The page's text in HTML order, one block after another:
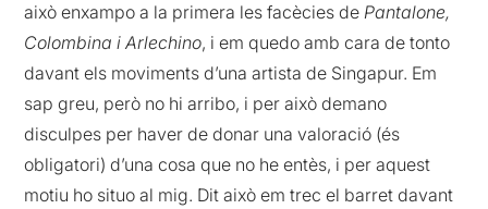
això enxampo a la primera les facècies dePantalone,
Colombina i Arlechino, i em quedo amb cara de tonto
davant els moviments d’una artista de Singapur. Em
sap greu, però no hi arribo, i per això demano
disculpes per haver de donar una valoració (és
obligatori) d’una cosa que no he entès, i per aquest
motiu ho situo al mig. Dit això em trec el barret davant